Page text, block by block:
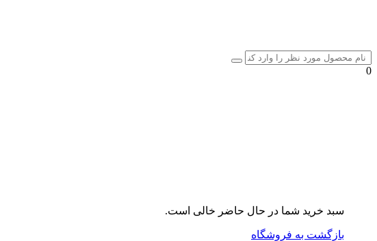
0
سبد خرید شما در حال حاضر خالی است.
بازگشت به فروشگاه